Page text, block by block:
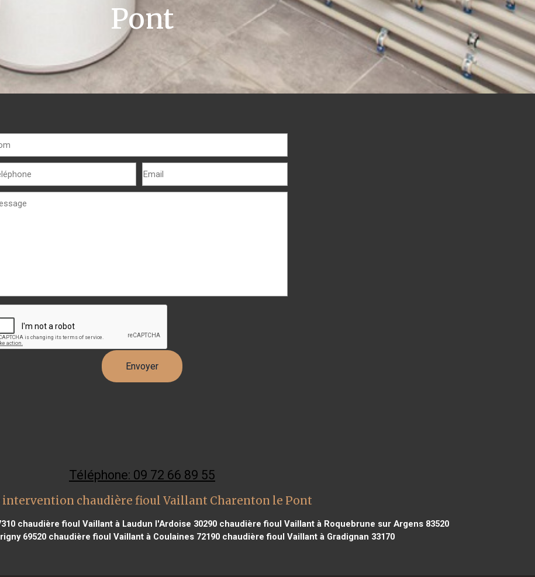
Pont
Téléphone: 09 72 66 89 55
intervention chaudière fioul Vaillant Charenton le Pont
chaudière fioul Vaillant à Laudun l'Ardoise 30290 chaudière fioul Vaillant à Roquebrune sur Argens 83520
69520 chaudière fioul Vaillant à Coulaines 72190 chaudière fioul Vaillant à Gradignan 33170